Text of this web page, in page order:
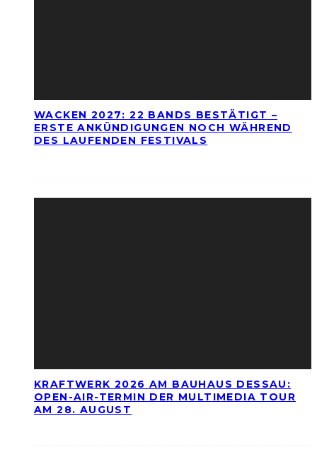
WACKEN 2027: 22 BANDS BESTÄTIGT –
ERSTE ANKÜNDIGUNGEN NOCH WÄHREND
DES LAUFENDEN FESTIVALS
KRAFTWERK 2026 AM BAUHAUS DESSAU:
OPEN-AIR-TERMIN DER MULTIMEDIA TOUR
AM 28. AUGUST